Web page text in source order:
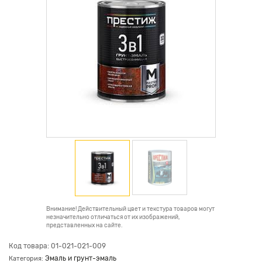
Внимание! Действительный цвет и текстура товаров могут
незначительно отличаться от их изображений,
представленных на сайте.
Код товара: 01-021-021-009
Категория: Эмаль и грунт-эмаль